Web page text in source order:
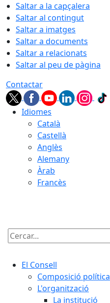
Saltar a la capçalera
Saltar al contingut
Saltar a imatges
Saltar a documents
Saltar a relacionats
Saltar al peu de pàgina
Contactar
Idiomes
Català
Castellà
Anglès
Alemany
Àrab
Francès
Cercar:
El Consell
Composició política
L'organització
La institució